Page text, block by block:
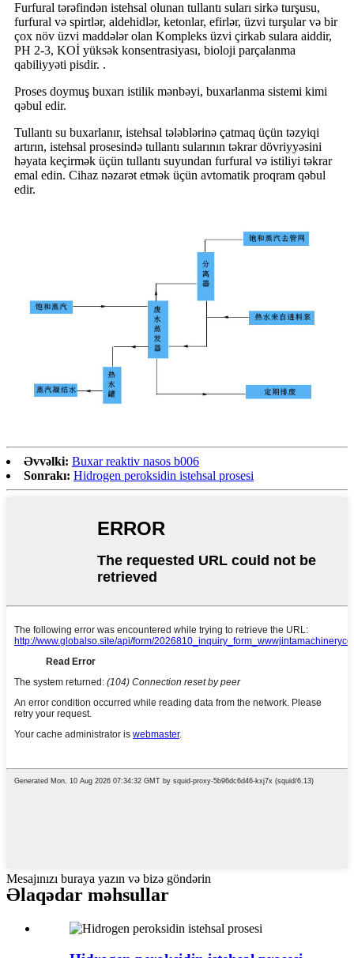
Furfural tərəfindən istehsal olunan tullantı suları sirkə turşusu,
furfural və spirtlər, aldehidlər, ketonlar, efirlər, üzvi turşular və bir
çox növ üzvi maddələr olan Kompleks üzvi çirkab sulara aiddir,
PH 2-3, KOİ yüksək konsentrasiyası, bioloji parçalanma
qabiliyyəti pisdir. .
Proses doymuş buxarı istilik mənbəyi, buxarlanma sistemi kimi
qəbul edir.
Tullantı su buxarlanır, istehsal tələblərinə çatmaq üçün təzyiqi
artırın, istehsal prosesində tullantı sularının təkrar dövriyyəsini
həyata keçirmək üçün tullantı suyundan furfural və istiliyi təkrar
emal edin. Cihaz nəzarət etmək üçün avtomatik proqram qəbul
edir.
Əvvəlki: Buxar reaktiv nasos b006
Sonrakı: Hidrogen peroksidin istehsal prosesi
Mesajınızı buraya yazın və bizə göndərin
Əlaqədar məhsullar